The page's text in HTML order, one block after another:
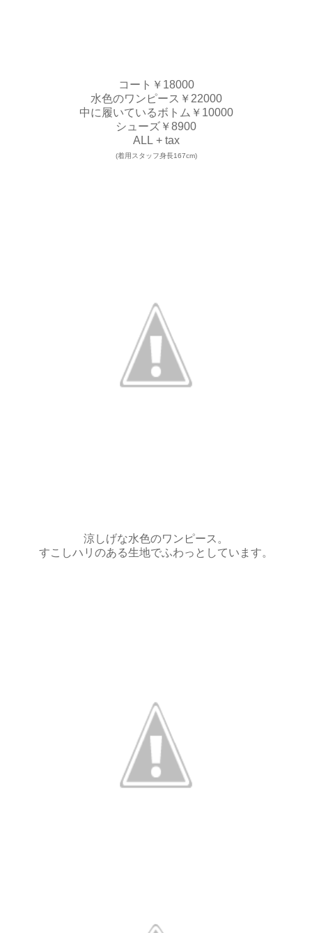
コート￥18000
水色のワンピース￥22000
中に履いているボトム￥10000
シューズ￥8900
ALL + tax
(着用スタッフ身長167cm)
涼しげな水色のワンピース。
すこしハリのある生地でふわっとしています。